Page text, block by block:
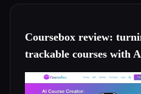
Coursebox review:
trackable courses with